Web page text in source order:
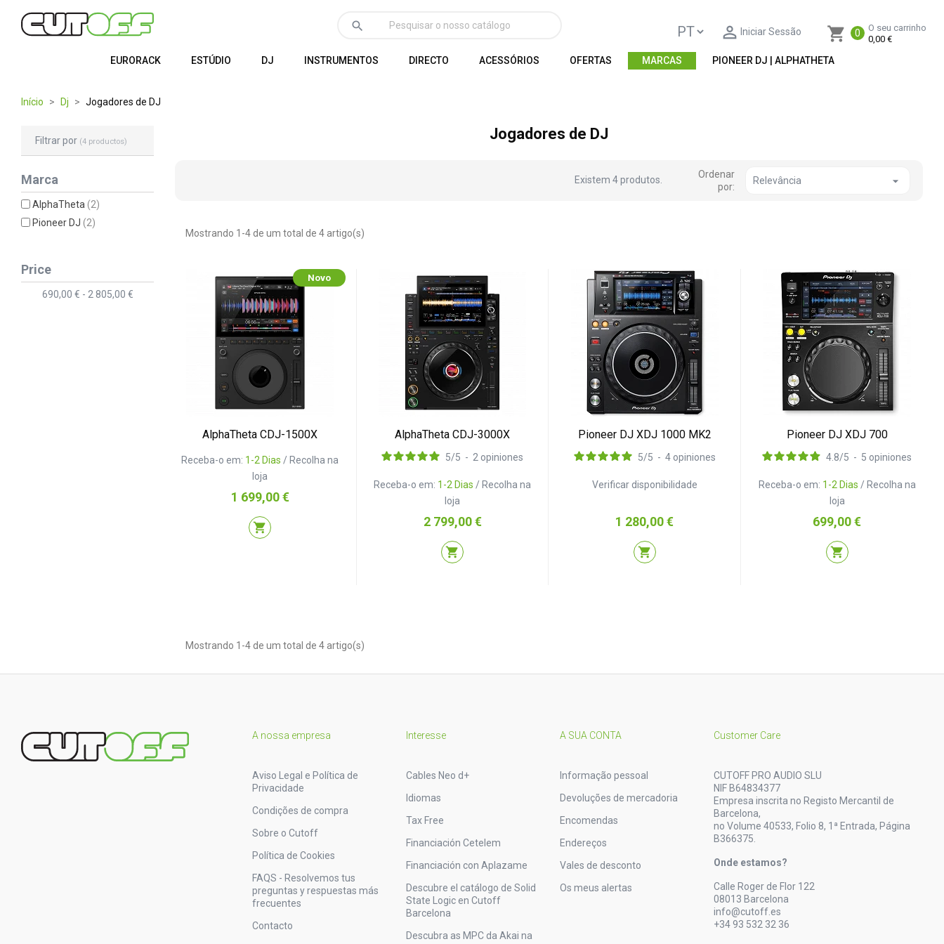
shopping_cart 0
O seu carrinho
0,00 €
 Iniciar Sessão
search
EURORACK ESTÚDIO DJ INSTRUMENTOS DIRECTO ACESSÓRIOS OFERTAS MARCAS PIONEER DJ | ALPHATHETA
Início Dj Jogadores de DJ
Filtrar por (4 productos)
Marca
AlphaTheta(2)
Pioneer DJ(2)
Price
690,00 € - 2 805,00 €
Jogadores de DJ
Existem 4 produtos.
Ordenar
por:
Relevância 
Mostrando 1-4 de um total de 4 artigo(s)
Novo
AlphaTheta CDJ-1500X
Receba-o em: 1-2 Dias / Recolha na
loja
Preço
1 699,00 €
shopping_cart
AlphaTheta CDJ-3000X
Receba-o em: 1-2 Dias / Recolha na
loja
5/5 - 2 opiniones
Preço
2 799,00 €
shopping_cart
Pioneer DJ XDJ 1000 MK2
Verificar disponibilidade
5/5 - 4 opiniones
Preço
1 280,00 €
shopping_cart
Pioneer DJ XDJ 700
Receba-o em: 1-2 Dias / Recolha na
loja
4.8/5 - 5 opiniones
Preço
699,00 €
shopping_cart
Mostrando 1-4 de um total de 4 artigo(s)
A nossa empresa
Aviso Legal e Política de
Privacidade
Condições de compra
Sobre o Cutoff
Política de Cookies
FAQS - Resolvemos tus
preguntas y respuestas más
frecuentes
Contacto
Interesse
Cables Neo d+
Idiomas
Tax Free
Financiación Cetelem
Financiación con Aplazame
Descubre el catálogo de Solid
State Logic en Cutoff
Barcelona
Descubra as MPC da Akai na
A SUA CONTA
Informação pessoal
Devoluções de mercadoria
Encomendas
Endereços
Vales de desconto
Os meus alertas
Customer Care
CUTOFF PRO AUDIO SLU
NIF B64834377
Empresa inscrita no Registo Mercantil de
Barcelona,
no Volume 40533, Folio 8, 1ª Entrada, Página
B366375.
Onde estamos?
Calle Roger de Flor 122
08013 Barcelona
info@cutoff.es
+34 93 532 32 36